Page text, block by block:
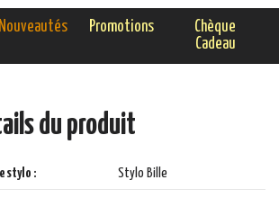
Nouveautés Promotions
Chèque
Cadeau
du produit
stylo : Stylo Bille